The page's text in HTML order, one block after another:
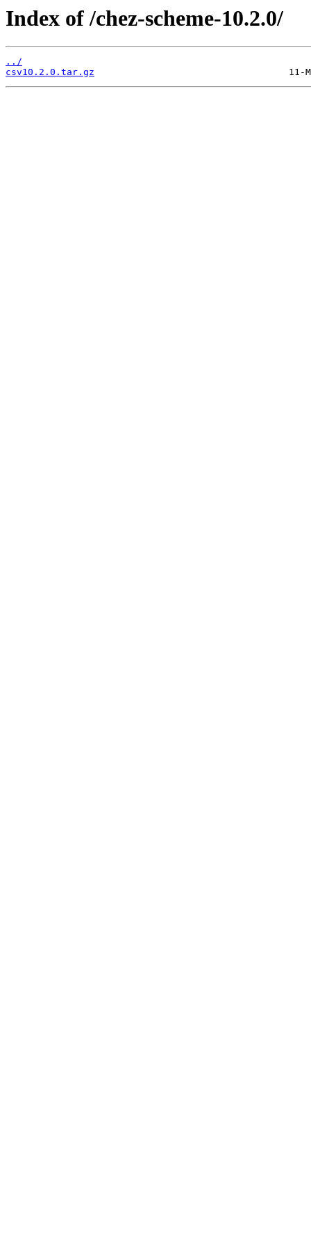
Index of /chez-scheme-10.2.0/
../
csv10.2.0.tar.gz